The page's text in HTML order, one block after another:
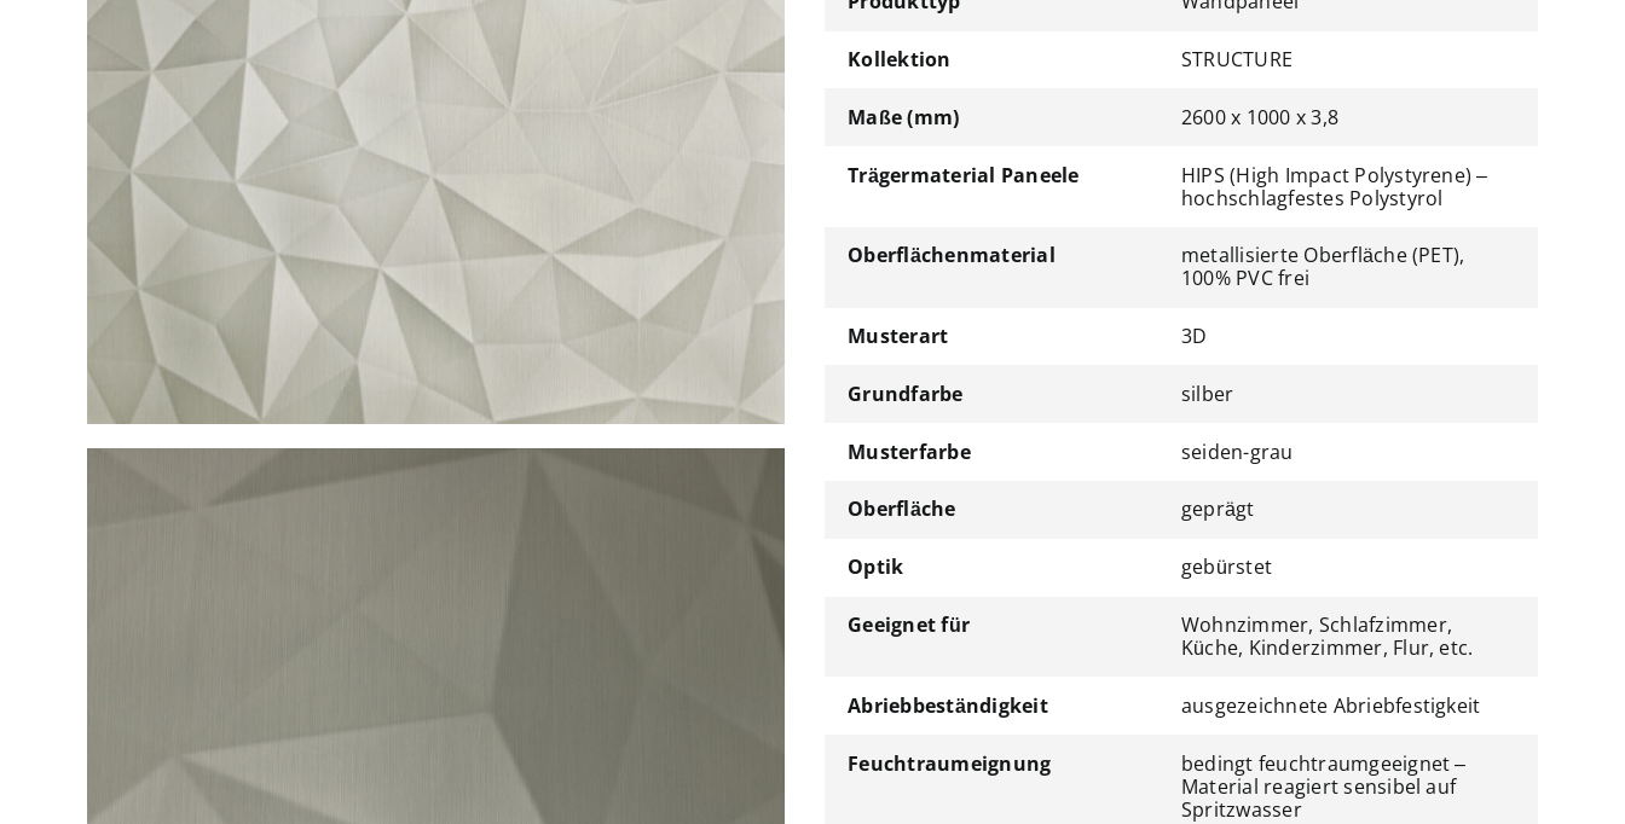
Kollektion STRUCTURE
Maße (mm) 2600 x 1000 x 3,8
Trägermaterial Paneele
HIPS (High Impact Polystyrene) –
hochschlagfestes Polystyrol
Oberflächenmaterial
metallisierte Oberfläche (PET),
100% PVC frei
Musterart 3D
Grundfarbe silber
Musterfarbe seiden-grau
Oberfläche geprägt
Optik gebürstet
Geeignet für
Wohnzimmer, Schlafzimmer,
Küche, Kinderzimmer, Flur, etc.
Abriebbeständigkeit ausgezeichnete Abriebfestigkeit
Feuchtraumeignung
bedingt feuchtraumgeeignet –
Material reagiert sensibel auf
Spritzwasser